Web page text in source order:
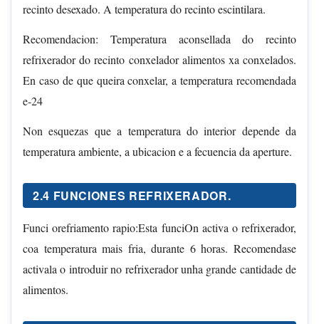
recinto desexado. A temperatura do recinto escintilara.
Recomendacion: Temperatura aconsellada do recinto
refrixerador do recinto conxelador alimentos xa conxelados.
En caso de que queira conxelar, a temperatura recomendada
e-24
Non esquezas que a temperatura do interior depende da
temperatura ambiente, a ubicacion e a fecuencia da aperture.
2.4 FUNCIONES REFRIXERADOR.
Funci orefriamento rapio:Esta funciOn activa o refrixerador,
coa temperatura mais fria, durante 6 horas. Recomendase
activala o introduir no refrixerador unha grande cantidade de
alimentos.